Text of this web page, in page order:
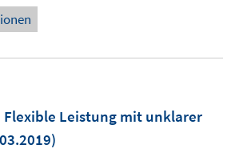
Flexible Leistung mit unklarer